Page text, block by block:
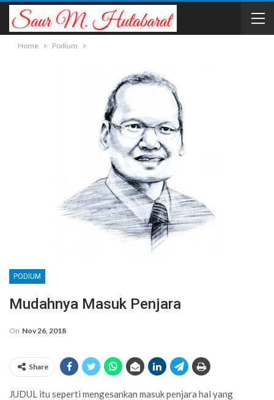
Home Podium
PODIUM
Mudahnya Masuk Penjara
On Nov 26, 2018
Share
JUDUL itu seperti mengesankan masuk penjara hal yang